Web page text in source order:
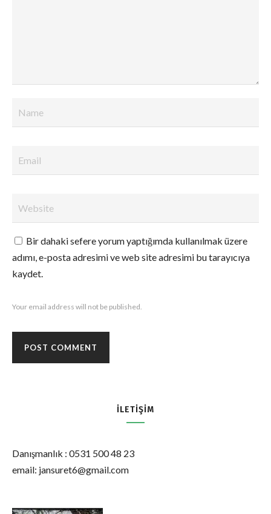
Bir dahaki sefere yorum yaptığımda kullanılmak üzere
adımı, e-posta adresimi ve web site adresimi bu tarayıcıya
kaydet.
Your email address will not be published.
İLETIŞIM
Danışmanlık : 0531 500 48 23
email: jansuret6@gmail.com